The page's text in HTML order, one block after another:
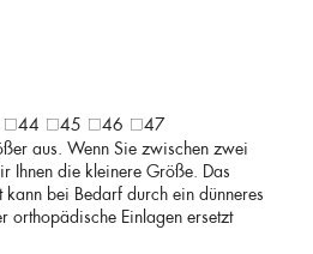
44 45 46
47
aus. Wenn Sie zwischen zwei
Ihnen die kleinere Größe. Das
kann bei Bedarf durch ein dünneres
orthopädische Einlagen ersetzt